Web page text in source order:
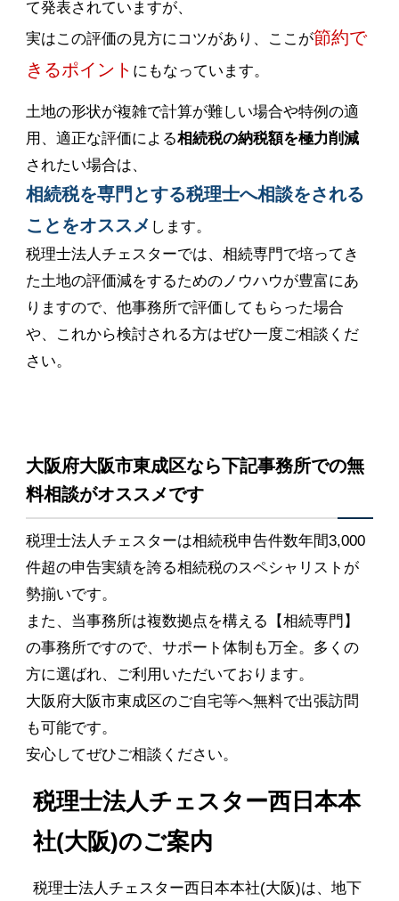
て発表されていますが、
実はこの評価の見方にコツがあり、ここが節約で
きるポイント にもなっています。
土地の形状が複雑で計算が難しい場合や特例の適
用、適正な評価による相続税の納税額を極力削減
されたい場合は、
相続税を専門とする税理士へ相談をされる
ことをオススメ します。
税理士法人チェスターでは、相続専門で培ってき
た土地の評価減をするためのノウハウが豊富にあ
りますので、他事務所で評価してもらった場合
や、これから検討される方はぜひ一度ご相談くだ
さい。
大阪府大阪市東成区なら下記事務所での無
料相談がオススメです
税理士法人チェスターは相続税申告件数年間3,000
件超の申告実績を誇る相続税のスペシャリストが
勢揃いです。
また、当事務所は複数拠点を構える【相続専門】
の事務所ですので、サポート体制も万全。多くの
方に選ばれ、ご利用いただいております。
大阪府大阪市東成区のご自宅等へ無料で出張訪問
も可能です。
安心してぜひご相談ください。
税理士法人チェスター西日本本
社(大阪)のご案内
税理士法人チェスター西日本本社(大阪)は、地下